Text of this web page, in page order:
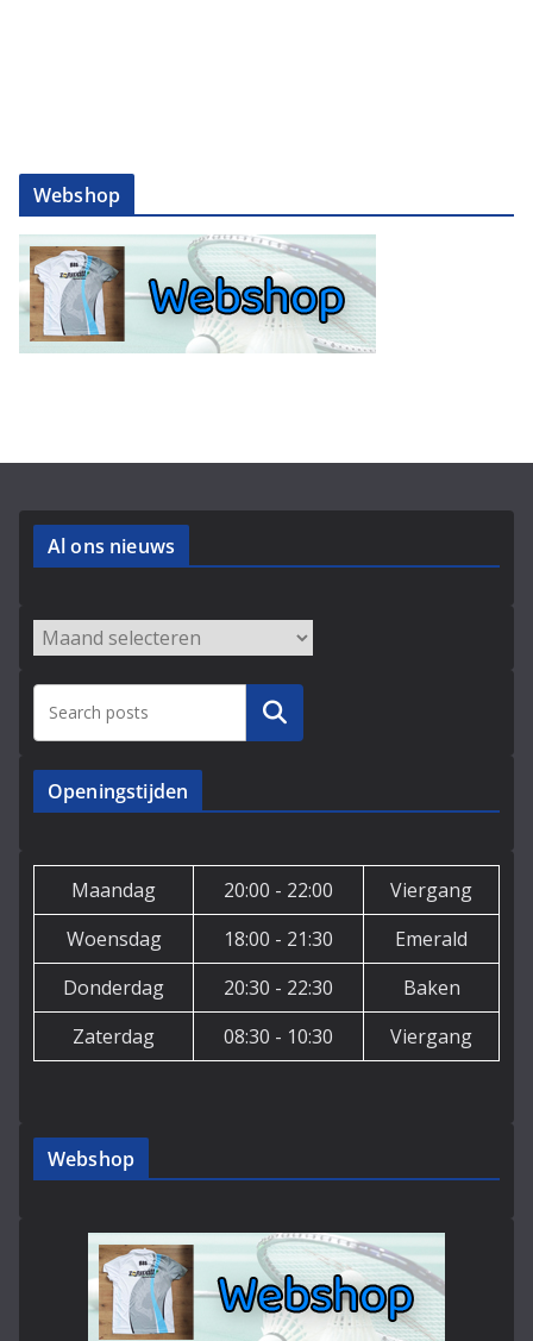
Webshop
Al ons nieuws
Archieven
Zoeken
Openingstijden
Maandag 20:00 - 22:00
Viergang
Woensdag
18:00 - 21:30
Emerald
Donderdag
20:30 - 22:30
Baken
Zaterdag
08:30 - 10:30 Viergang
Webshop